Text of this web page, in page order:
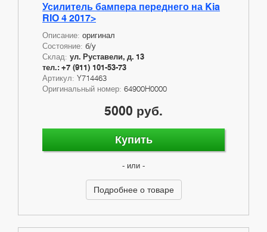
Усилитель бампера переднего на Kia
RIO 4 2017>
Описание: оригинал
Состояние: б/у
Склад: ул. Руставели, д. 13
тел.: +7 (911) 101-53-73
Артикул: Y714463
Оригинальный номер: 64900H0000
5000 руб.
Купить
- или -
Подробнее о товаре